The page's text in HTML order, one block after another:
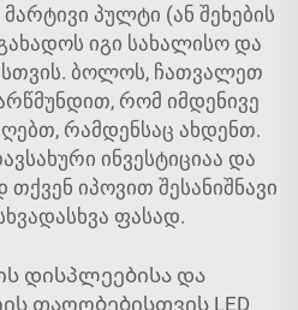
პულტი (ან შეხების
იგი სახალისო და
ბოლოს, ჩათვალეთ
რომ იმდენივე
რამდენსაც ახდენთ.
ინვესტიციაა და
თქვენ იპოვით შესანიშნავი
ფასად.
დისპლეებისა და
თაღობებისთვის LED